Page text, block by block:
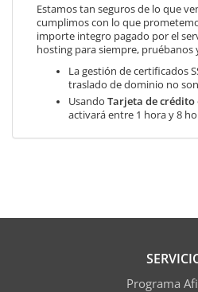
Estamos tan seguros de lo que
cumplimos con lo que
importe integro pagado por el
hosting para siempre, pruébanos
La gestión de certificados
traslado de dominio no
Usando Tarjeta de crédito
activará entre 1 hora y 8
Programa